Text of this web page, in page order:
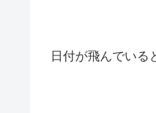
日付が飛んでいる